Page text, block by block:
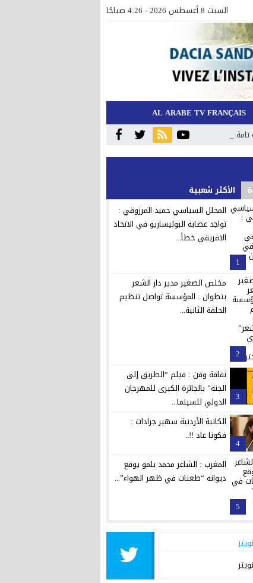
السبت 8 أغسطس 2026 - 4:26 صباحًا
AL ARABE TV FRANÇAIS
للإجراءات_
الأكثر شعبية
1
المحلل السياسي حميد المرزوقي :
تواجد عصابة البوليساريو في الاتحاد
الافريقي خطأ...
2
مخلص الصغير مدير دار الشعر
بتطوان : المؤسسة تواصل تنظيم
الحلقة الثانية...
3
ثقافة وفن : فيلم “الطريق إلى
الجنة” بالجائزة الكبرى للمهرجان
الدولي للسينما...
4
الكاتبة الأردنية سهير جرادات :
فكونا عاد !!..
5
المغرب : الشاعر محمد بلمو يوقع
ديوانه “طعنات في ظهر الهواء”...